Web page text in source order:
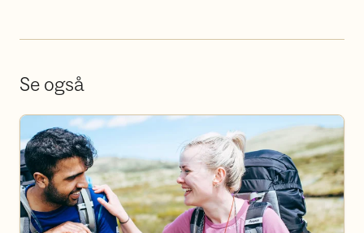
Se også
Bli frivillig